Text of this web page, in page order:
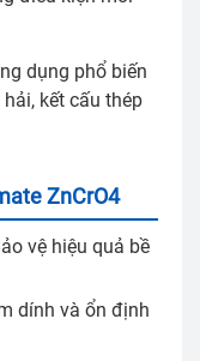
dụng phổ biến
kết cấu thép
ZnCrO4
vệ hiệu quả bề
dính và ổn định